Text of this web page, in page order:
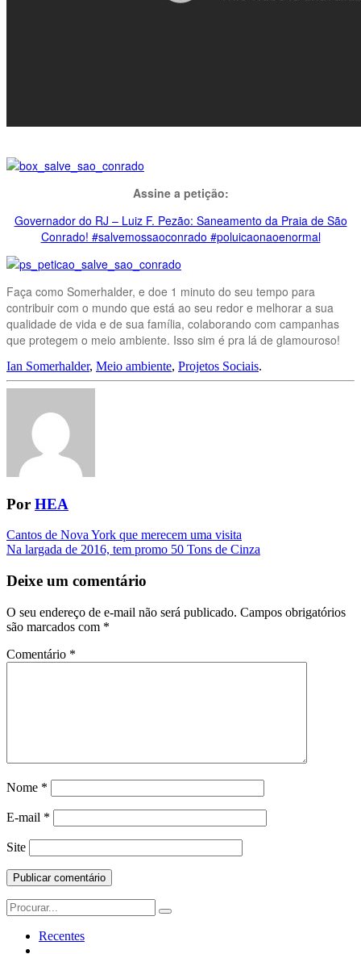
Assine a petição:
Governador do RJ – Luiz F. Pezão: Saneamento da Praia de São
Conrado! #salvemossaoconrado #poluicaonaoenormal
Faça como Somerhalder, e doe 1 minuto do seu tempo para
contribuir com o mundo que está ao seu redor e melhorar a sua
qualidade de vida e de sua família, colaborando com campanhas
que protegem o meio ambiente. Isso sim é pra lá de glamouroso!
Ian Somerhalder, Meio ambiente, Projetos Sociais.
Por HEA
Navegação
da
Postagem
Cantos de Nova York que merecem uma visita
Na largada de 2016, tem promo 50 Tons de Cinza
Deixe um comentário
O seu endereço de e-mail não será publicado. Campos obrigatórios
são marcados com *
Comentário *
Nome *
E-mail *
Site
Search
for:
Recentes